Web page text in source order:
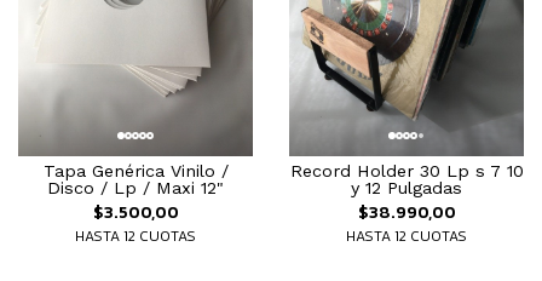
Tapa Genérica Vinilo /
Disco / Lp / Maxi 12"
$3.500,00
HASTA 12 CUOTAS
Record Holder 30 Lp s 7 10
y 12 Pulgadas
$38.990,00
HASTA 12 CUOTAS